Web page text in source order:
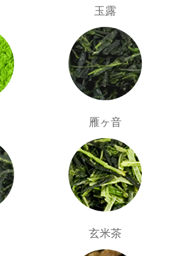
玉露
雁ヶ音
玄米茶